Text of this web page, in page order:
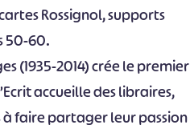
Rossignol, supports
50-60.
(1935-2014) crée le premier
accueille des libraires,
à faire partager leur passion